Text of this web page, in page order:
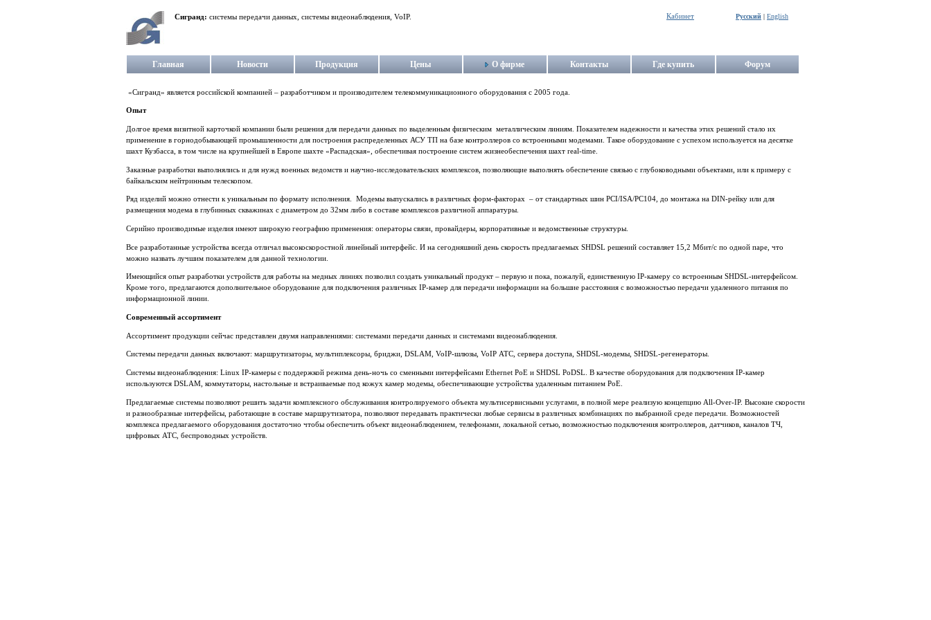
Сигранд: системы передачи данных, системы видеонаблюдения, VoIP. Кабинет Русский | English
Главная Новости Продукция Цены О фирме Контакты Где купить Форум
«Сигранд» является российской компанией – разработчиком и производителем телекоммуникационного оборудования c 2005 года.
Опыт
Долгое время визитной карточкой компании были решения для передачи данных по выделенным физическим металлическим линиям. Показателем надежности и качества этих решений стало их
применение в горнодобывающей промышленности для построения распределенных АСУ ТП на базе контроллеров со встроенными модемами. Такое оборудование с успехом используется на десятке
шахт Кузбасса, в том числе на крупнейшей в Европе шахте «Распадская», обеспечивая построение систем жизнеобеспечения шахт real-time.
Заказные разработки выполнялись и для нужд военных ведомств и научно-исследовательских комплексов, позволяющие выполнять обеспечение связью с глубоководными объектами, или к примеру с
байкальским нейтринным телескопом.
Ряд изделий можно отнести к уникальным по формату исполнения. Модемы выпускались в различных форм-факторах – от стандартных шин PCI/ISA/PC104, до монтажа на DIN-рейку или для
размещения модема в глубинных скважинах с диаметром до 32мм либо в составе комплексов различной аппаратуры.
Серийно производимые изделия имеют широкую географию применения: операторы связи, провайдеры, корпоративные и ведомственные структуры.
Все разработанные устройства всегда отличал высокоскоростной линейный интерфейс. И на сегодняшний день скорость предлагаемых SHDSL решений составляет 15,2 Мбит/c по одной паре, что
можно назвать лучшим показателем для данной технологии.
Имеющийся опыт разработки устройств для работы на медных линиях позволил создать уникальный продукт – первую и пока, пожалуй, единственную IP-камеру со встроенным SHDSL-интерфейсом.
Кроме того, предлагаются дополнительное оборудование для подключения различных IP-камер для передачи информации на большие расстояния с возможностью передачи удаленного питания по
информационной линии.
Современный ассортимент
Ассортимент продукции сейчас представлен двумя направлениями: системами передачи данных и системами видеонаблюдения.
Системы передачи данных включают: маршрутизаторы, мультиплексоры, бриджи, DSLAM, VoIP-шлюзы, VoIP АТС, сервера доступа, SHDSL-модемы, SHDSL-регенераторы.
Системы видеонаблюдения: Linux IP-камеры с поддержкой режима день-ночь со сменными интерфейсами Ethernet PoE и SHDSL PoDSL. В качестве оборудования для подключения IP-камер
используются DSLAM, коммутаторы, настольные и встраиваемые под кожух камер модемы, обеспечивающие устройства удаленным питанием PoE.
Предлагаемые системы позволяют решить задачи комплексного обслуживания контролируемого объекта мультисервисными услугами, в полной мере реализую концепцию All-Over-IP. Высокие скорости
и разнообразные интерфейсы, работающие в составе маршрутизатора, позволяют передавать практически любые сервисы в различных комбинациях по выбранной среде передачи. Возможностей
комплекса предлагаемого оборудования достаточно чтобы обеспечить объект видеонаблюдением, телефонами, локальной сетью, возможностью подключения контроллеров, датчиков, каналов ТЧ,
цифровых АТС, беспроводных устройств.